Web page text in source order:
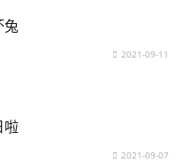
兔
2021-09-11
啦
2021-09-07